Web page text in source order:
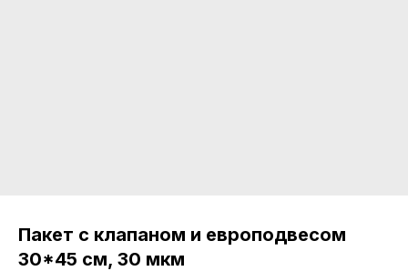
Пакет с клапаном и европодвесом
30*45 см, 30 мкм